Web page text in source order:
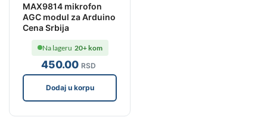
MAX9814 mikrofon
AGC modul za Arduino
Cena Srbija
450.00 RSD
Na lageru 20+ kom
Dodaj u korpu